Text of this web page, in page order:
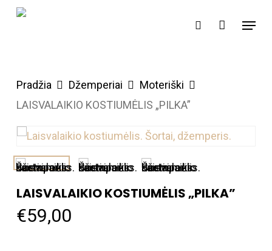
Skip
search
Menu
Pradžia Džemperiai
Moteriški
LAISVALAIKIO KOSTIUMĖLIS „PILKA”
LAISVALAIKIO KOSTIUMĖLIS „PILKA”
€59,00